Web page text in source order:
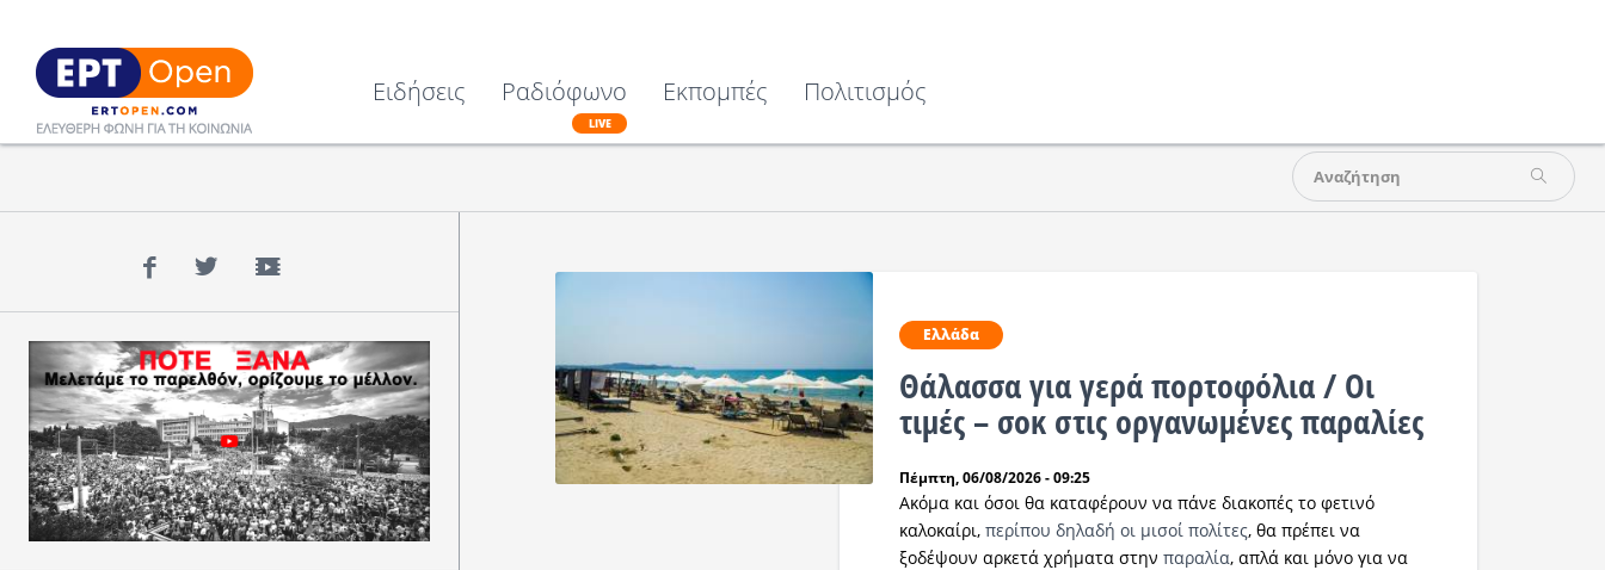
Ειδήσεις Ραδιόφωνο
LIVE
Εκπομπές Πολιτισμός
Ελλάδα
Θάλασσα για γερά πορτοφόλια / Οι
τιμές – σοκ στις οργανωμένες παραλίες
Πέμπτη, 06/08/2026 - 09:25
Ακόμα και όσοι θα καταφέρουν να πάνε διακοπές το φετινό
καλοκαίρι,περίπου δηλαδή οι μισοί πολίτες, θα πρέπει να
ξοδέψουν αρκετά χρήματα στηνπαραλία, απλά και μόνο για να
Facebook
TwitterYouTube